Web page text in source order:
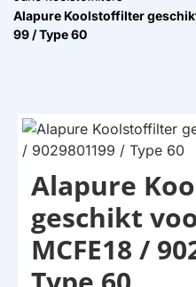
zoek?
o
m
e
Alapure Koolstoffilter
99 / Type 60
HUISMERK
Alapure
geschikt
MCFE18 /